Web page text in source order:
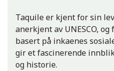
Taquile er kjent for sin
anerkjent av UNESCO,
basert på inkaenes
gir et fascinerende
og historie.